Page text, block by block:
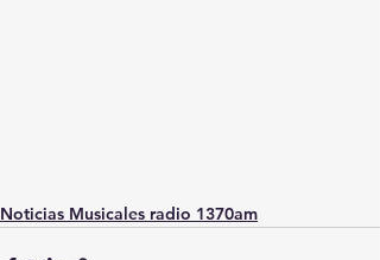
Noticias Musicales radio 1370am